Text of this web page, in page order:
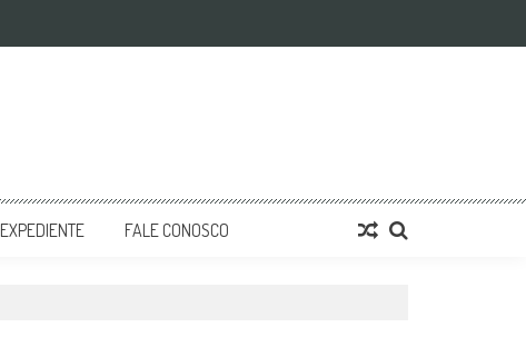
EXPEDIENTE FALE CONOSCO